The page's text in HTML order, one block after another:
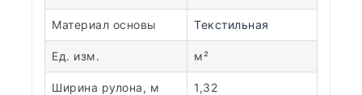
Материал основы Текстильная
Ед. изм. м²
Ширина рулона, м 1,32